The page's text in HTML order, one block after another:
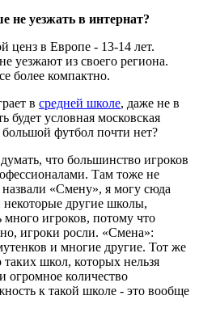
не уезжать в интернат?
ценз в Европе - 13-14 лет.
уезжают из своего региона.
более компактно.
в средней школе, даже не в
условная московская
футбол почти нет?
что большинство игроков
Там тоже не
«Смену», я могу сюда
другие школы,
много игроков, потому что
игроки росли. «Смена»:
и многие другие. Тот же
школ, которых нельзя
огромное количество
к такой школе - это вообще